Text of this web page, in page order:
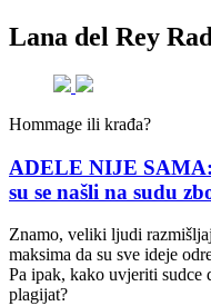
Lana del Rey
Hommage ili krađa?
ADELE NIJE
su se našli na sudu
Znamo, veliki ljudi
maksima da su sve ideje
Pa ipak, kako uvjeriti sudce
plagijat?